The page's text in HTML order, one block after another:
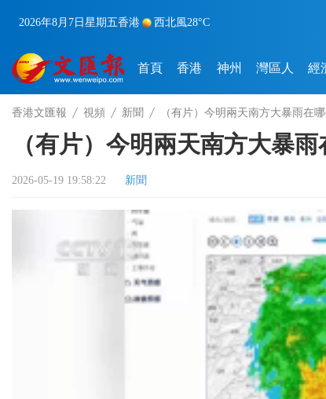
2026年8月7日 星期五香港 西北風28°C
首頁 香港 神州 灣區人 經
香港文匯報 視頻 新聞 （有片）今明兩天南方大暴雨在
（有片）今明兩天南方大暴
2026-05-19 19:58:22 新聞